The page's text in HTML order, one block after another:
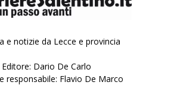
e notizie da Lecce e provincia
Editore: Dario De Carlo
responsabile: Flavio De Marco